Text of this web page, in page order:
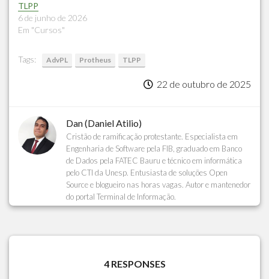
TLPP
6 de junho de 2026
Em "Cursos"
Tags: AdvPL Protheus TLPP
22 de outubro de 2025
Dan (Daniel Atilio)
Cristão de ramificação protestante. Especialista em
Engenharia de Software pela FIB, graduado em Banco
de Dados pela FATEC Bauru e técnico em informática
pelo CTI da Unesp. Entusiasta de soluções Open
Source e blogueiro nas horas vagas. Autor e mantenedor
do portal Terminal de Informação.
4 RESPONSES